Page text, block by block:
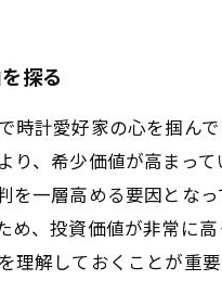
探る
計愛好家の心を掴ん
り、希少価値が高まっ
一層高める要因とな
、投資価値が非常に
解しておくことが重